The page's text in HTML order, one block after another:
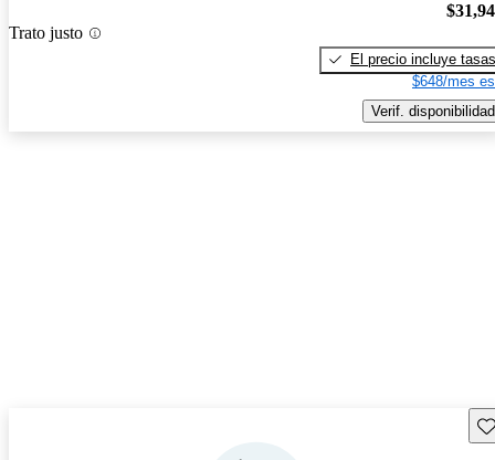
Trato justo
El precio incluye tasas
$648/mes
Verif. disponibilidad